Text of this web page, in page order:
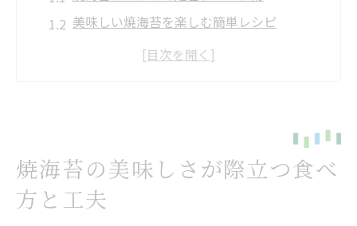
美味しい焼海苔を楽しむ簡単レシピ
香ばしさ引き立つ焼海苔おすすめ活用法
焼海苔おすすめが毎日選ばれる理由解説
美味しい焼海苔で続けやすい健康習慣
焼海苔おすすめの栄養バランスに注目
焼海苔の美味しさが際立つ食べ
方と工夫